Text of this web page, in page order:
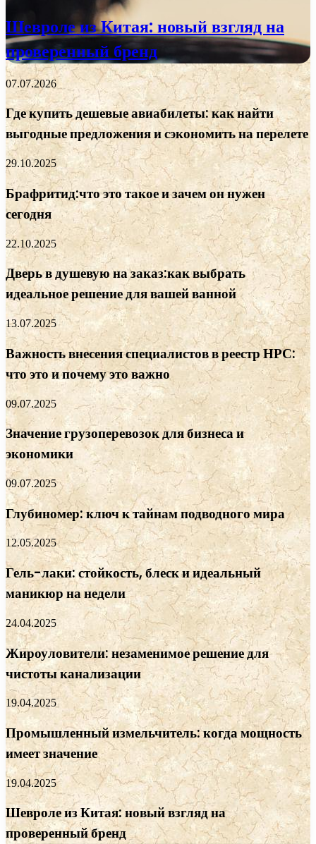
Шевроле из Китая: новый взгляд на
проверенный бренд
07.07.2026
Где купить дешевые авиабилеты: как найти
выгодные предложения и сэкономить на перелете
29.10.2025
Брафритид:что это такое и зачем он нужен
сегодня
22.10.2025
Дверь в душевую на заказ:как выбрать
идеальное решение для вашей ванной
13.07.2025
Важность внесения специалистов в реестр НРС:
что это и почему это важно
09.07.2025
Значение грузоперевозок для бизнеса и
экономики
09.07.2025
Глубиномер: ключ к тайнам подводного мира
12.05.2025
Гель-лаки: стойкость, блеск и идеальный
маникюр на недели
24.04.2025
Жироуловители: незаменимое решение для
чистоты канализации
19.04.2025
Промышленный измельчитель: когда мощность
имеет значение
19.04.2025
Шевроле из Китая: новый взгляд на
проверенный бренд